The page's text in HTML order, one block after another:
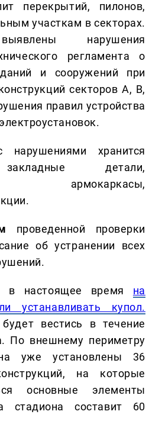
перекрытий, пилонов,
участкам в секторах.
нарушения
регламента о
и сооружений при
секторов А, В,
правил устройства
хранится
детали,
армокаркасы,
проведенной проверки
об устранении всех
в настоящее время на
устанавливать купол.
вестись в течение
По внешнему периметру
уже установлены 36
на которые
основные элементы
стадиона составит 60